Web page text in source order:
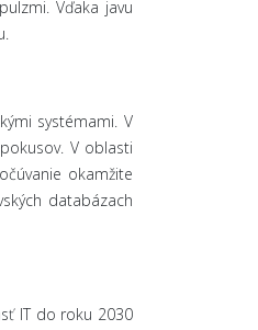
Vďaka javu
systémami. V
V oblasti
okamžite
databázach
IT do roku 2030